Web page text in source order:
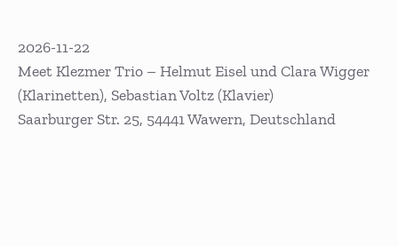
2026-11-22
Meet Klezmer Trio – Helmut Eisel und Clara Wigger
(Klarinetten), Sebastian Voltz (Klavier)
Saarburger Str. 25, 54441 Wawern, Deutschland